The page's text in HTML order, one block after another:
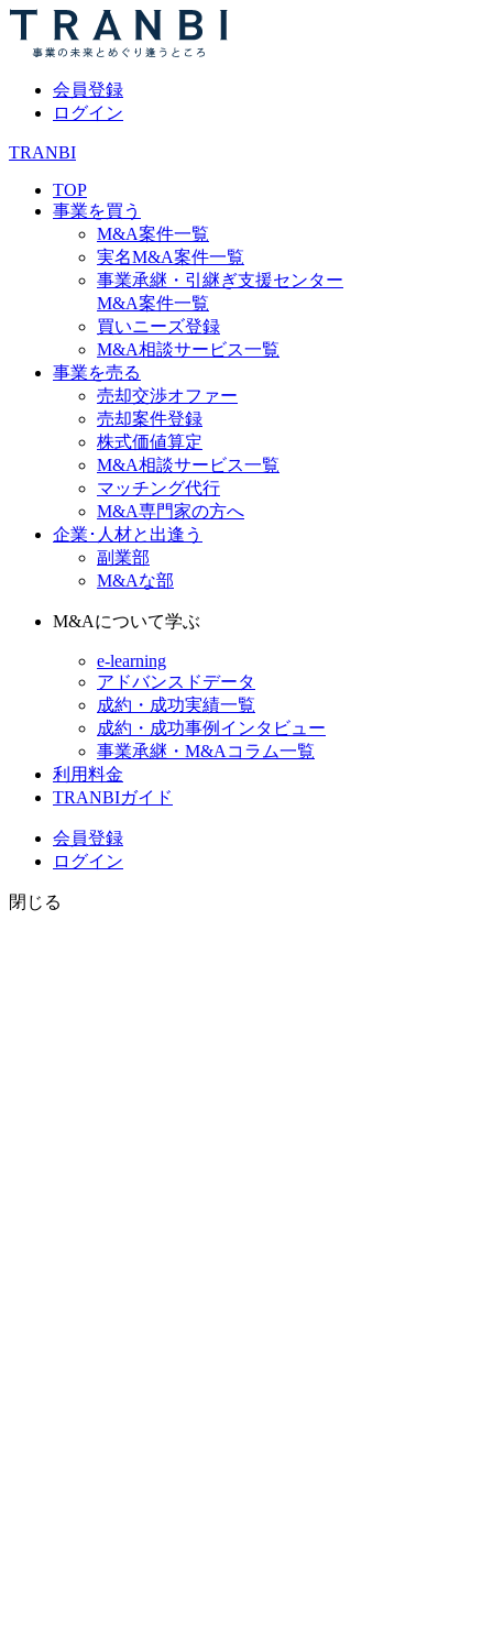
会員登録
ログイン
TRANBI
TOP
事業を買う
M&A案件一覧
実名M&A案件一覧
事業承継・引継ぎ支援センター
M&A案件一覧
買いニーズ登録
M&A相談サービス一覧
事業を売る
売却交渉オファー
売却案件登録
株式価値算定
M&A相談サービス一覧
マッチング代行
M&A専門家の方へ
企業･人材と出逢う
副業部
M&Aな部
M&Aについて学ぶ
e-learning
アドバンスドデータ
成約・成功実績一覧
成約・成功事例インタビュー
事業承継・M&Aコラム一覧
利用料金
TRANBIガイド
会員登録
ログイン
閉じる